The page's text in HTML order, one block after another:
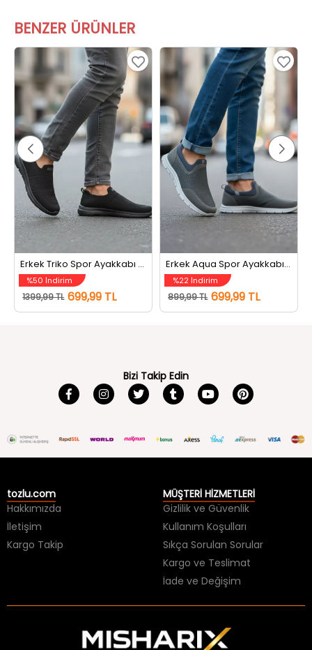
BENZER ÜRÜNLER
Erkek Triko Spor Ayakkabı Siyah
%50 İndirim
1399,99 TL 699,99 TL
Erkek Aqua Spor Ayakkabı Füme
%22 İndirim
899,99 TL 699,99 TL
Bizi Takip Edin
tozlu.com
Hakkımızda
İletişim
Kargo Takip
MÜŞTERİ HİZMETLERİ
Gizlilik ve Güvenlik
Kullanım Koşulları
Sıkça Sorulan Sorular
Kargo ve Teslimat
İade ve Değişim